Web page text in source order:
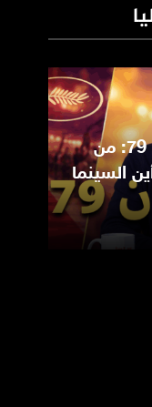
مهرجان كان السينمائي 79: من
السينما